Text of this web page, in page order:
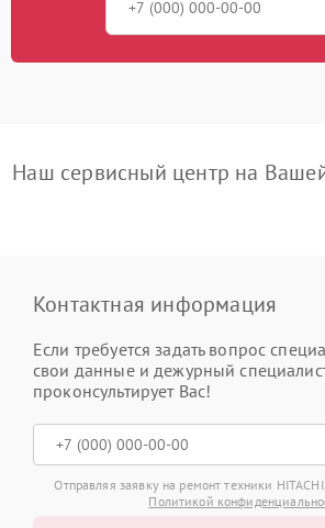
Наш сервисный центр на
Контактная информация
Если требуется задать вопрос
свои данные и дежурный
проконсультирует Вас!
Отправляя заявку на ремонт техники
Политикой